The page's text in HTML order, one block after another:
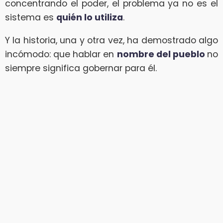
concentrando el poder, el problema ya no es el
sistema es quién lo utiliza.
Y la historia, una y otra vez, ha demostrado algo
incómodo: que hablar en nombre del pueblo no
siempre significa gobernar para él.